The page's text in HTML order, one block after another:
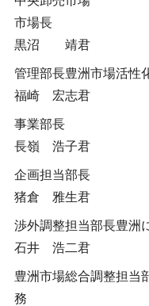
市場長
黒沼 靖君
管理部長豊洲市場活性
福崎 宏志君
事業部長
長嶺 浩子君
企画担当部長
猪倉 雅生君
渉外調整担当部長豊洲
石井 浩二君
豊洲市場総合調整担当
務